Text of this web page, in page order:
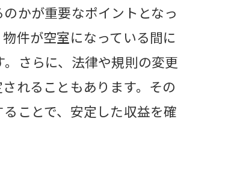
かが重要なポイントとなっ
件が空室になっている間に
さらに、法律や規則の変更
れることもあります。その
ことで、安定した収益を確